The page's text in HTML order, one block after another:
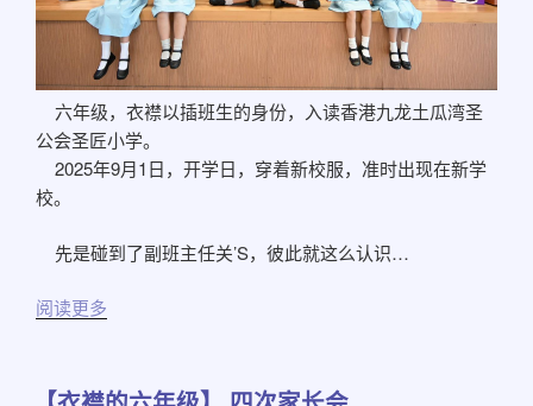
六年级，衣襟以插班生的身份，入读香港九龙土瓜湾圣
公会圣匠小学。
2025年9月1日，开学日，穿着新校服，准时出现在新学
校。
先是碰到了副班主任关’S，彼此就这么认识…
阅读更多